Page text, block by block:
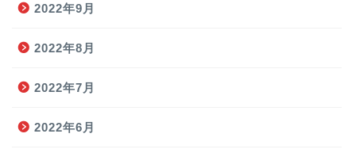
2022年9月
2022年8月
2022年7月
2022年6月